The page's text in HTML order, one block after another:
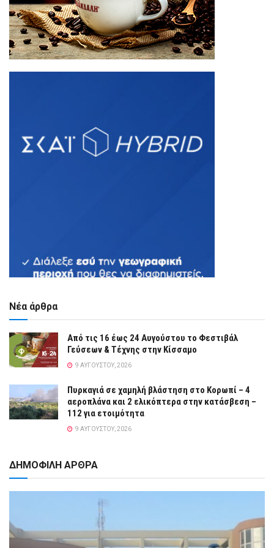
Νέα άρθρα
Από τις 16 έως 24 Αυγούστου το Φεστιβάλ
Γεύσεων & Τέχνης στην Κίσσαμο
9 ΑΥΓΟΎΣΤΟΥ, 2026
Πυρκαγιά σε χαμηλή βλάστηση στο Κορωπί – 4
αεροπλάνα και 2 ελικόπτερα στην κατάσβεση –
112 για ετοιμότητα
9 ΑΥΓΟΎΣΤΟΥ, 2026
ΔΗΜΟΦΙΛΗ ΑΡΘΡΑ